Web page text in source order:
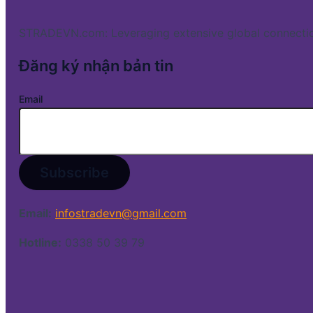
STRADEVN.com: Leveraging extensive global
Đăng ký nhận bản tin
Email
Email: infostradevn@gmail.com
Hotline: 0338 50 39 79